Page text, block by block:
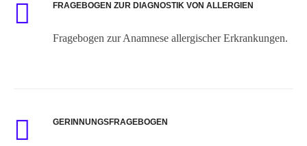
FRAGEBOGEN ZUR DIAGNOSTIK VON ALLERGIEN
Fragebogen zur Anamnese allergischer Erkrankungen.
GERINNUNGSFRAGEBOGEN